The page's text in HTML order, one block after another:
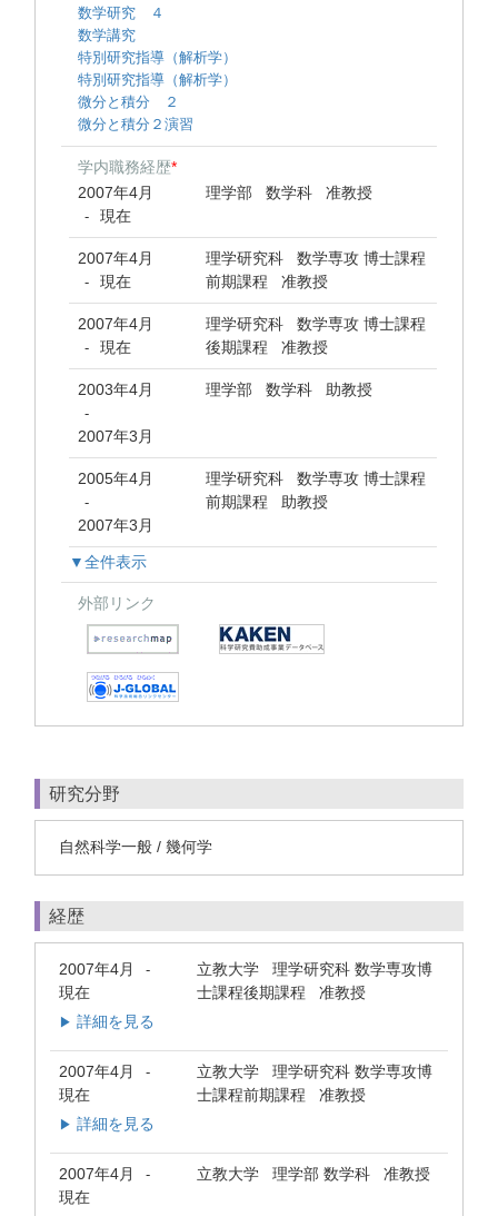
数学研究 ４
数学講究
特別研究指導（解析学）
特別研究指導（解析学）
微分と積分 ２
微分と積分２演習
学内職務経歴*
2007年4月
- 現在
理学部 数学科 准教授
2007年4月
- 現在
理学研究科 数学専攻 博士課程
前期課程 准教授
2007年4月
- 現在
理学研究科 数学専攻 博士課程
後期課程 准教授
2003年4月
-
2007年3月
理学部 数学科 助教授
2005年4月
-
2007年3月
理学研究科 数学専攻 博士課程
前期課程 助教授
▼全件表示
外部リンク
研究分野
自然科学一般 / 幾何学
経歴
2007年4月 -
現在
立教大学 理学研究科 数学専攻博
士課程後期課程 准教授
▶ 詳細を見る
2007年4月 -
現在
立教大学 理学研究科 数学専攻博
士課程前期課程 准教授
▶ 詳細を見る
2007年4月 -
現在
立教大学 理学部 数学科 准教授